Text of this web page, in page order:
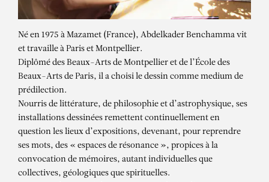
Né en 1975 à Mazamet (France), Abdelkader Benchamma vit
et travaille à Paris et Montpellier.
Diplômé des Beaux-Arts de Montpellier et de l’École des
Beaux-Arts de Paris, il a choisi le dessin comme medium de
prédilection.
Nourris de littérature, de philosophie et d’astrophysique, ses
installations dessinées remettent continuellement en
question les lieux d’expositions, devenant, pour reprendre
ses mots, des « espaces de résonance », propices à la
convocation de mémoires, autant individuelles que
collectives, géologiques que spirituelles.